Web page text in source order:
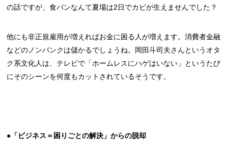
の話ですが、食パンなんて夏場は2日でカビが生えませんでした？
他にも非正規雇用が増えればお金に困る人が増えます。消費者金融
などのノンバンクは儲かるでしょうね。岡田斗司夫さんというオタ
ク系文化人は、テレビで「ホームレスにハゲはいない」というたび
にそのシーンを何度もカットされているそうです。
●「ビジネス＝困りごとの解決」からの脱却